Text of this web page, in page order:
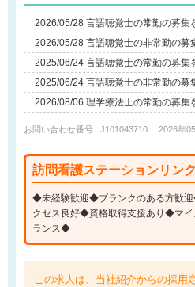
2026/05/28 言語聴覚士の常勤の募集
2026/05/28 言語聴覚士の非常勤の募
2025/06/24 言語聴覚士の常勤の募集
2025/06/24 言語聴覚士の非常勤の募
2026/08/06 理学療法士の常勤の募集
お問い合わせ番号 : J101043710 2026年
訪問看護ステーションリン
◆未経験歓迎◆ブランクのある方歓
クセス良好◆資格取得支援あり◆マ
ランス◆
この求人は、当社紹介からの採用